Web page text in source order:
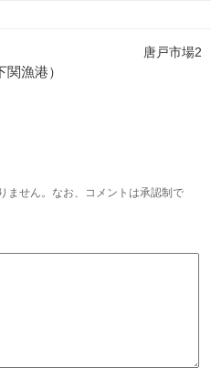
唐戸市場2
漁港）
ません。なお、コメントは承認制で